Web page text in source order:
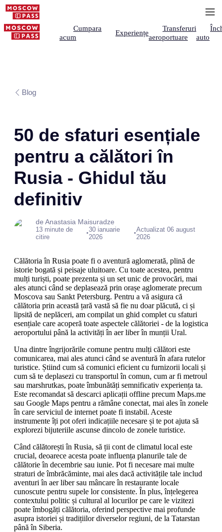
Cumpara
acum
Experiențe
Transferuri
aeroportuare
auto
Blog
50 de sfaturi esențiale
pentru a călători în
Rusia - Ghidul tău
definitiv
de Anastasia Maisuradze
13 minute de
citire
•30 ianuarie
2026
•Actualizat 06 august
2026
Călătoria în Rusia poate fi o aventură aglomerată, plină de
istorie bogată și peisaje uluitoare. Cu toate acestea, pentru
mulți turiști, poate prezenta și un set unic de provocări, mai
ales atunci când se deplasează prin orașe aglomerate precum
Moscova sau Sankt Petersburg. Pentru a vă asigura că
călătoria prin această țară vastă să fie nu doar plăcută, ci și
lipsită de neplăceri, am compilat un ghid complet cu sfaturi
esențiale care acoperă toate aspectele călătoriei - de la logistica
aeroportului până la activități în aer liber în munții Ural.
Una dintre îngrijorările comune pentru mulți călători este
comunicarea, mai ales atunci când se aventură în afara rutelor
turistice. Știind cum să comunici eficient cu furnizorii locali și
cum să te deplasezi cu transportul în comun, cum ar fi metroul
sau marshrutkas, poate îmbunătăți semnificativ experiența ta.
Este recomandat să descarci aplicații offline precum Maps.me
sau Google Maps pentru a rămâne conectat, mai ales în zonele
în care serviciul de internet poate fi instabil. Aceste
instrumente îți pot oferi indicațiile necesare și te pot ajuta să
explorezi bijuteriile ascunse dincolo de zonele turistice.
Când călătorești în Rusia, să ții cont de climatul local este
crucial, deoarece acesta poate influența planurile tale de
călătorie în decembrie sau iunie. Pot fi necesare mai multe
straturi de îmbrăcăminte, mai ales dacă activitățile tale includ
aventuri în aer liber sau mâncare în restaurante locale
cunoscute pentru supele lor consistente. În plus, înțelegerea
contextului politic și cultural al locurilor pe care le vizitezi
poate îmbogăți călătoria, oferind perspective mai profunde
asupra istoriei și tradițiilor diverselor regiuni, de la Tatarstan
până în Siberia.